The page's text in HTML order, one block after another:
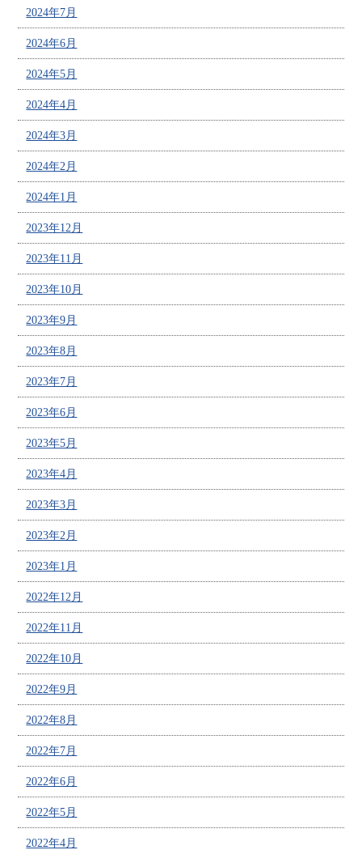
2024年7月
2024年6月
2024年5月
2024年4月
2024年3月
2024年2月
2024年1月
2023年12月
2023年11月
2023年10月
2023年9月
2023年8月
2023年7月
2023年6月
2023年5月
2023年4月
2023年3月
2023年2月
2023年1月
2022年12月
2022年11月
2022年10月
2022年9月
2022年8月
2022年7月
2022年6月
2022年5月
2022年4月